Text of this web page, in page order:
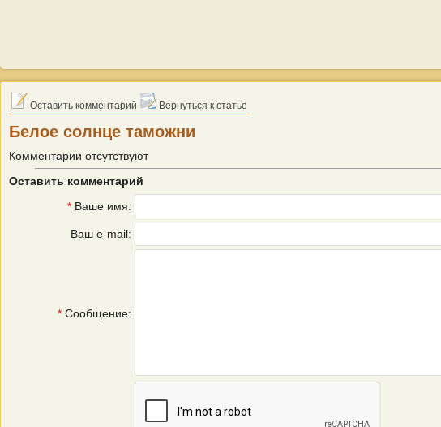
Оставить комментарий Вернуться к статье
Белое солнце таможни
Комментарии отсутствуют
Оставить комментарий
* Ваше имя:
Ваш e-mail:
* Сообщение: